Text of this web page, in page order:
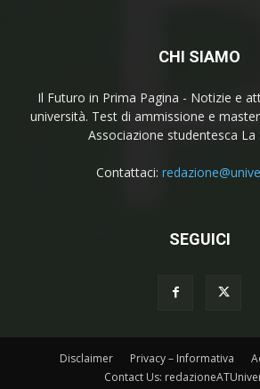
CHI SIAMO
Il Futuro in Prima Pagina - Notizie e
università. Test di ammissione e
Associazione studentesca La
Contattaci:
SEGUICI
Disclaimer Privacy – Informativa
Contact Us: